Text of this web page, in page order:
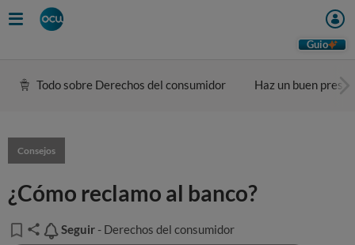
Guio
Todo sobre Derechos del consumidor Haz un buen
Consejos
¿Cómo reclamo al banco?
Seguir
Seguir - Derechos del consumidor